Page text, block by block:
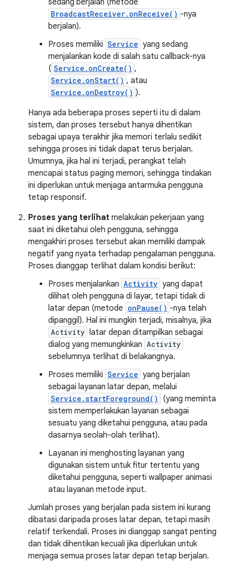
sedang berjalan (metode
BroadcastReceiver.onReceive() -nya
berjalan).
Proses memiliki Service yang sedang
menjalankan kode di salah satu callback-nya
( Service.onCreate() ,
Service.onStart() , atau
Service.onDestroy() ).
Hanya ada beberapa proses seperti itu di dalam
sistem, dan proses tersebut hanya dihentikan
sebagai upaya terakhir jika memori terlalu sedikit
sehingga proses ini tidak dapat terus berjalan.
Umumnya, jika hal ini terjadi, perangkat telah
mencapai status paging memori, sehingga tindakan
ini diperlukan untuk menjaga antarmuka pengguna
tetap responsif.
Proses yang terlihat melakukan pekerjaan yang
saat ini diketahui oleh pengguna, sehingga
mengakhiri proses tersebut akan memiliki dampak
negatif yang nyata terhadap pengalaman pengguna.
Proses dianggap terlihat dalam kondisi berikut:
Proses menjalankan Activity yang dapat
dilihat oleh pengguna di layar, tetapi tidak di
latar depan (metode onPause() -nya telah
dipanggil). Hal ini mungkin terjadi, misalnya, jika
Activity latar depan ditampilkan sebagai
dialog yang memungkinkan Activity
sebelumnya terlihat di belakangnya.
Proses memiliki Service yang berjalan
sebagai layanan latar depan, melalui
Service.startForeground()
(yang meminta
sistem memperlakukan layanan sebagai
sesuatu yang diketahui pengguna, atau pada
dasarnya seolah-olah terlihat).
Layanan ini menghosting layanan yang
digunakan sistem untuk fitur tertentu yang
diketahui pengguna, seperti wallpaper animasi
atau layanan metode input.
Jumlah proses yang berjalan pada sistem ini kurang
dibatasi daripada proses latar depan, tetapi masih
relatif terkendali. Proses ini dianggap sangat penting
dan tidak dihentikan kecuali jika diperlukan untuk
menjaga semua proses latar depan tetap berjalan.